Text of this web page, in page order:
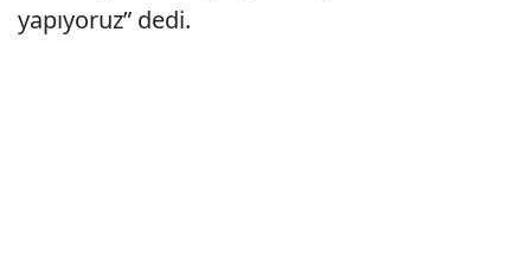
yapıyoruz” dedi.